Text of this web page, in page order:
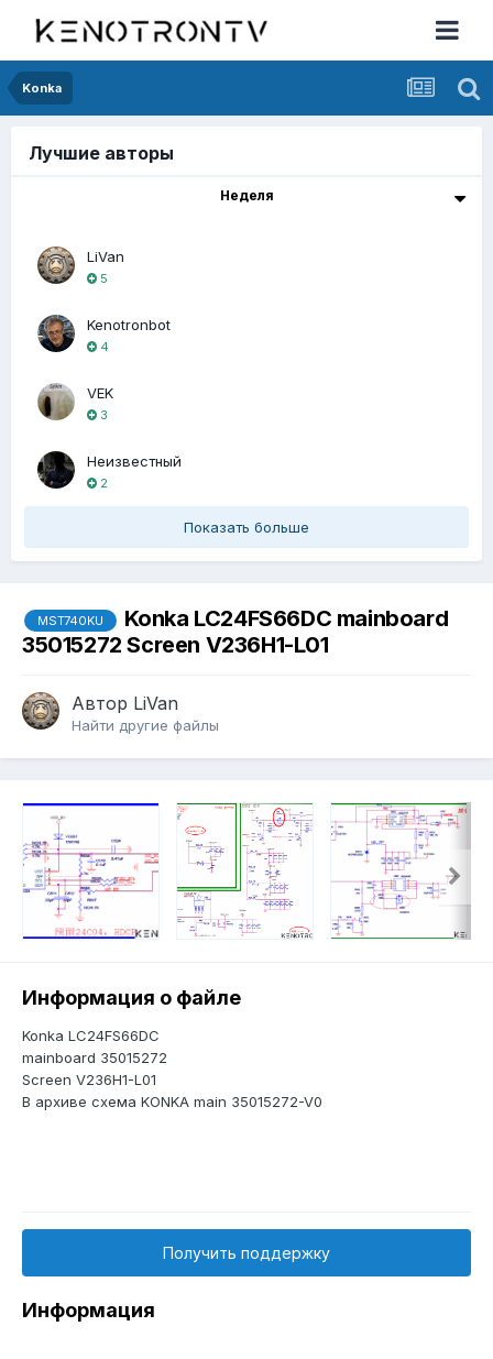
Konka
Лучшие авторы
Неделя
LiVan
5
Kenotronbot
4
VEK
3
Неизвестный
2
Показать больше
MST740KU
Konka LC24FS66DC mainboard
35015272 Screen V236H1-L01
Автор LiVan
Найти другие файлы
Информация о файле
Konka LC24FS66DC
mainboard 35015272
Screen V236H1-L01
В архиве схема KONKA main 35015272-V0
Получить поддержку
Информация